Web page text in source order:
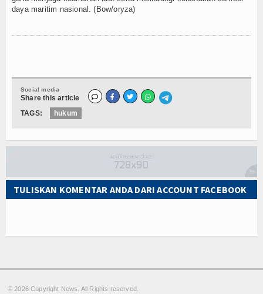
daya maritim nasional. (Bow/oryza)
Social media
Share this article
TAGS:
hukum
TULISKAN KOMENTAR ANDA DARI ACCOUNT FACEBOOK
© 2026 Copyright News. All Rights reserved.